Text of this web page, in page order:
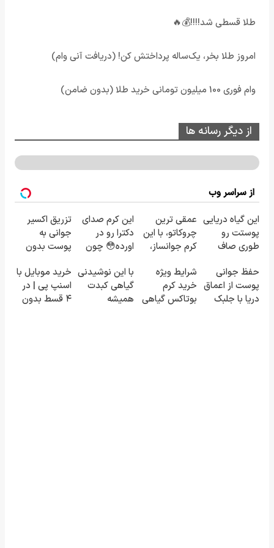
طلا قسطی شد!!!!💰🔥
امروز طلا بخر، یک‌ساله پرداختش کن! (دریافت آنی وام)
وام فوری 100 میلیون تومانی خرید طلا (بدون ضامن)
از دیگر رسانه ها
از سراسر وب
این گیاه دریایی
پوستت رو
طوری صاف
20سال جوون
شدی🔥
عمقی ترین
چروکاتو، با این
کرم جوانساز،
تخفیف
سفارش فوری)
این کرم صدای
دکترا رو در
اورده😳 چون
نداری بوتاکس
کنی!!!
تزریق اکسیر
جوانی به
پوست بدون
حفظ جوانی
پوست از اعماق
دریا با جلبک
شرایط ویژه
خرید کرم
بوتاکس گیاهی
با این نوشیدنی
گیاهی کبدت
همیشه
خرید موبایل با
اسنپ پی | در
۴ قسط بدون